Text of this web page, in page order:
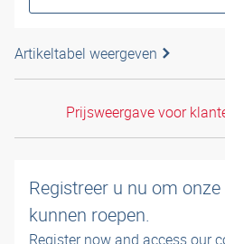
Artikeltabel weergeven
Prijsweergave voor
Registreer u nu om
kunnen roepen.
Register now and access our